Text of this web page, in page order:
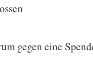
gegen eine